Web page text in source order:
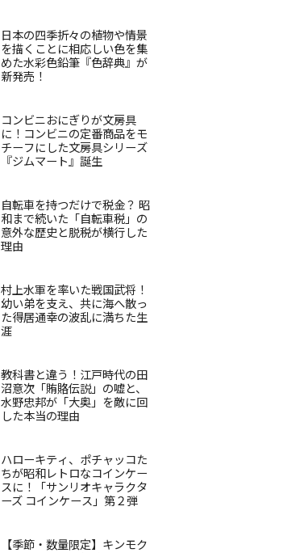
日本の四季折々の植物や情景
を描くことに相応しい色を集
めた水彩色鉛筆『色辞典』が
新発売！
コンビニおにぎりが文房具
に！コンビニの定番商品をモ
チーフにした文房具シリーズ
『ジムマート』誕生
自転車を持つだけで税金？ 昭
和まで続いた「自転車税」の
意外な歴史と脱税が横行した
理由
村上水軍を率いた戦国武将！
幼い弟を支え、共に海へ散っ
た得居通幸の波乱に満ちた生
涯
教科書と違う！江戸時代の田
沼意次「賄賂伝説」の嘘と、
水野忠邦が「大奥」を敵に回
した本当の理由
ハローキティ、ポチャッコた
ちが昭和レトロなコインケー
スに！「サンリオキャラクタ
ーズ コインケース」第２弾
【季節・数量限定】キンモク